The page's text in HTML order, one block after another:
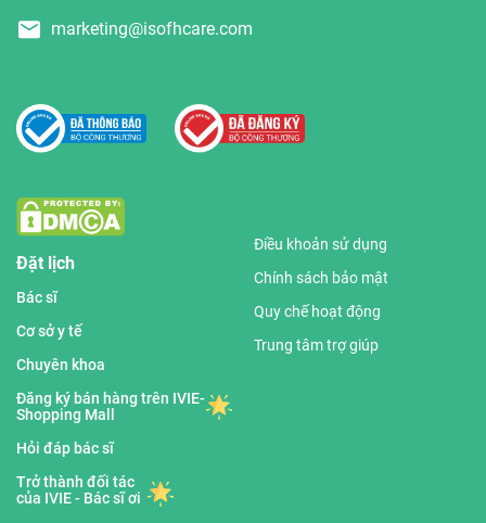
marketing@isofhcare.com
Đặt lịch
Bác sĩ
Cơ sở y tế
Chuyên khoa
Đăng ký bán hàng trên IVIE-
Shopping Mall
Hỏi đáp bác sĩ
Trở thành đối tác
của IVIE - Bác sĩ ơi
Điều khoản sử dụng
Chính sách bảo mật
Quy chế hoạt động
Trung tâm trợ giúp